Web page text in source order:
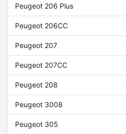
Peugeot 206 Plus
Peugeot 206CC
Peugeot 207
Peugeot 207CC
Peugeot 208
Peugeot 3008
Peugeot 305